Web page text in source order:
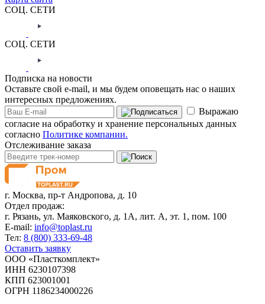
СОЦ. СЕТИ
СОЦ. СЕТИ
Подписка на новости
Оставьте свой e-mail, и мы будем оповещать нас о наших
интересных предложениях.
Выражаю
согласие на обработку и хранение персональных данных
согласно Политике компании.
Отслеживание заказа
г. Москва, пр-т Андропова, д. 10
Отдел продаж:
г. Рязань, ул. Маяковского, д. 1А, лит. А, эт. 1, пом. 100
E-mail: info@toplast.ru
Тел: 8 (800) 333-69-48
Оставить заявку
ООО «Пласткомплект»
ИНН 6230107398
КПП 623001001
ОГРН 1186234000226